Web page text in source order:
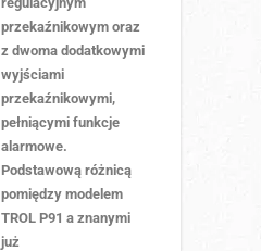
przekaźnikowym oraz
z dwoma dodatkowymi
wyjściami
przekaźnikowymi,
pełniącymi funkcje
alarmowe.
Podstawową różnicą
pomiędzy modelem
TROL P91 a znanymi
już